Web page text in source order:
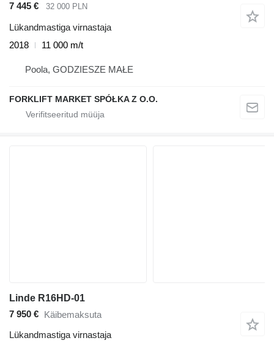
7 445 €
32 000 PLN
Lükandmastiga virnastaja
2018
11 000 m/t
Poola, GODZIESZE MAŁE
FORKLIFT MARKET SPÓŁKA Z O.O.
Linde R16HD-01
7 950 € Käibemaksuta
Lükandmastiga virnastaja